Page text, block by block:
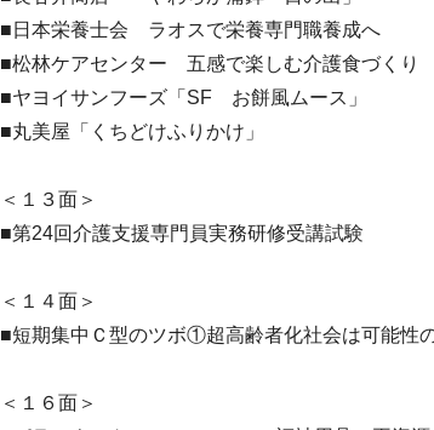
■日本栄養士会 ラオスで栄養専門職養成へ
■松林ケアセンター 五感で楽しむ介護食づくり
■ヤヨイサンフーズ「SF お餅風ムース」
■丸美屋「くちどけふりかけ」
＜１３面＞
■第24回介護支援専門員実務研修受講試験
＜１４面＞
■短期集中Ｃ型のツボ①超高齢者化社会は可能性
＜１６面＞